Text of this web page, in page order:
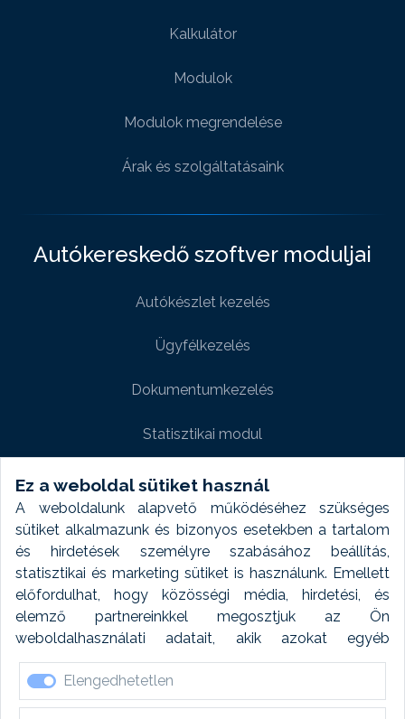
Ez a weboldal sütiket használ
A weboldalunk alapvető működéséhez szükséges
sütiket alkalmazunk és bizonyos esetekben a tartalom
és hirdetések személyre szabásához beállítás,
statisztikai és marketing sütiket is használunk. Emellett
előfordulhat, hogy közösségi média, hirdetési, és
elemző partnereinkkel megosztjuk az Ön
weboldalhasználati adatait, akik azokat egyéb
forrásokból gyűjtött adatokkal kombinálhatják. A sütik
elfogadásával kapcsolatosan naplózást végzünk és
ezen adatokat 6 hónap után automatikusan töröljük. A
Elengedhetetlen
Kalkulátor
Modulok
Modulok megrendelése
Árak és szolgáltatásaink
Autókereskedő szoftver moduljai
Autókészlet kezelés
Ügyfélkezelés
Dokumentumkezelés
Statisztikai modul
Weboldal modul
Fényképtár extra modul
Autómosó modul
Feladatütemezés